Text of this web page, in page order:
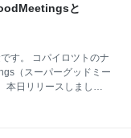
かと
働き
てい
ン」
など対
いう
る人
と
す。 コパイロツトのナ
（スーパーグッドミー
本日リリースしまし
楽しいものにならない
ます。 略称はSGMsで